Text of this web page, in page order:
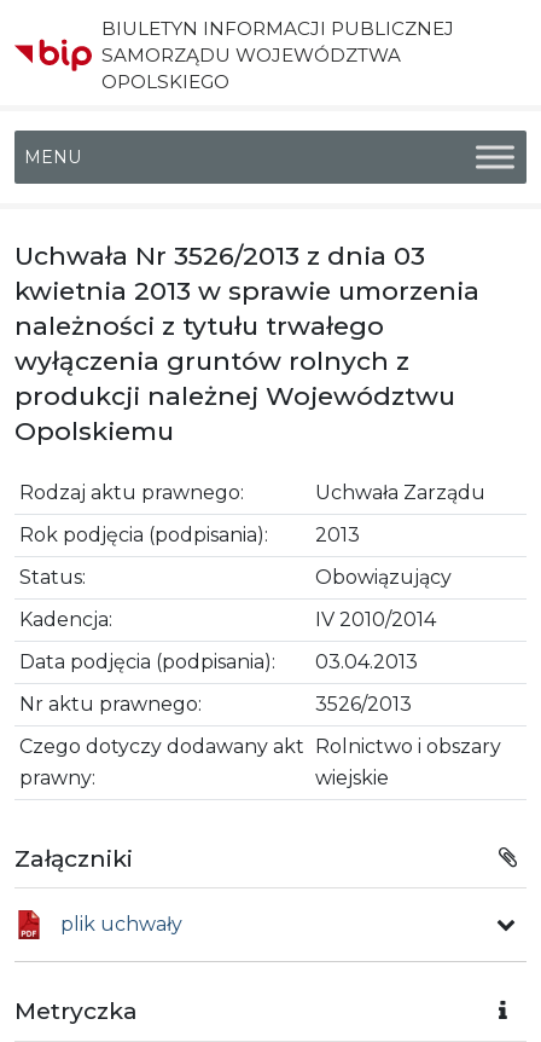
BIULETYN INFORMACJI PUBLICZNEJ
SAMORZĄDU WOJEWÓDZTWA
OPOLSKIEGO
Menu główne
Uchwała Nr 3526/2013 z dnia 03
kwietnia 2013 w sprawie umorzenia
należności z tytułu trwałego
wyłączenia gruntów rolnych z
produkcji należnej Województwu
Opolskiemu
Rodzaj aktu prawnego:
Uchwała Zarządu
Rok podjęcia (podpisania):
2013
Status:
Obowiązujący
Kadencja:
IV 2010/2014
Data podjęcia (podpisania):
03.04.2013
Nr aktu prawnego:
3526/2013
Czego dotyczy dodawany akt
prawny:
Rolnictwo i obszary
wiejskie
Załączniki
plik uchwały
Metryczka